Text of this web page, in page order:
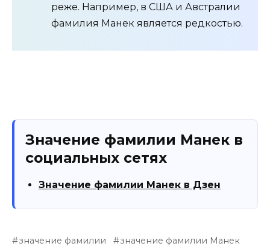
реже. Например, в США и Австралии
фамилия Манек является редкостью.
Значение фамилии Манек в
социальных сетях
Значение фамилии Манек в Дзен
значение фамилии
значение фамилии Манек